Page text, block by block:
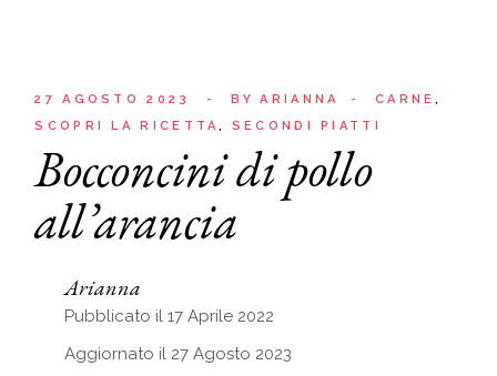
27 AGOSTO 2023 BY ARIANNA
CARNE
SCOPRI LA RICETTA
SECONDI PIATTI
Bocconcini di pollo
all’arancia
Arianna
Pubblicato il 17 Aprile 2022
Aggiornato il 27 Agosto 2023